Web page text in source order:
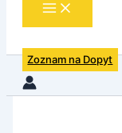
Zoznam na Dopyt